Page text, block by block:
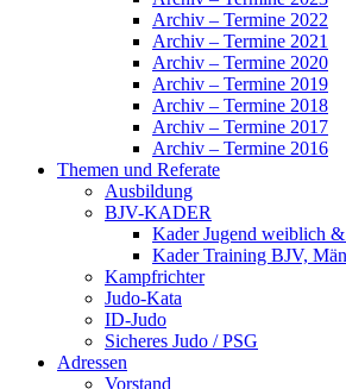
Archiv – Termine 2022
Archiv – Termine 2021
Archiv – Termine 2020
Archiv – Termine 2019
Archiv – Termine 2018
Archiv – Termine 2017
Archiv – Termine 2016
Themen und Referate
Ausbildung
BJV-KADER
Kader Jugend weiblich &
Kader Training BJV,
Kampfrichter
Judo-Kata
ID-Judo
Sicheres Judo / PSG
Adressen
Vorstand